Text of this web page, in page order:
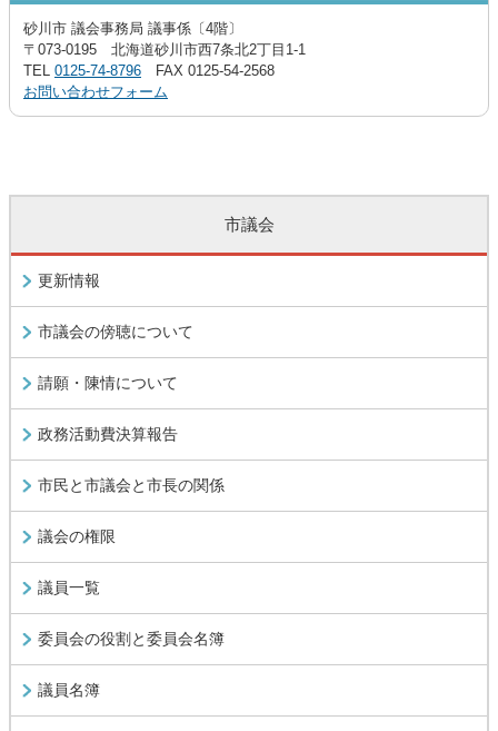
砂川市 議会事務局 議事係〔4階〕
〒073-0195 北海道砂川市西7条北2丁目1-1
TEL 0125-74-8796 FAX 0125-54-2568
お問い合わせフォーム
市議会
更新情報
市議会の傍聴について
請願・陳情について
政務活動費決算報告
市民と市議会と市長の関係
議会の権限
議員一覧
委員会の役割と委員会名簿
議員名簿